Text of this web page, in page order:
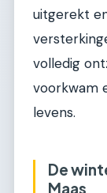
uitgerekt
volledig
voorkwam
levens.
De
Maas